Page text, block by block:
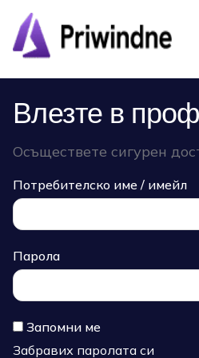
Влезте в
Осъществете сигурен
Потребителско име / имейл
Парола
Запомни ме
Забравих паролата си